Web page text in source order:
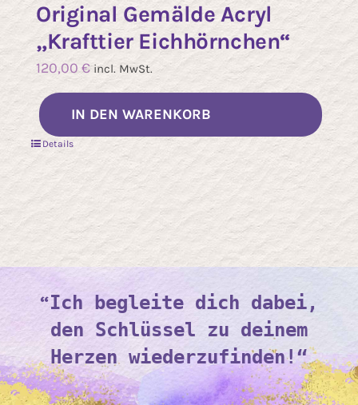
Original Gemälde Acryl
„Krafttier Eichhörnchen“
120,00 € incl. MwSt.
IN DEN WARENKORB
Details
“Ich begleite dich dabei,
den Schlüssel zu deinem
Herzen wiederzufinden!“